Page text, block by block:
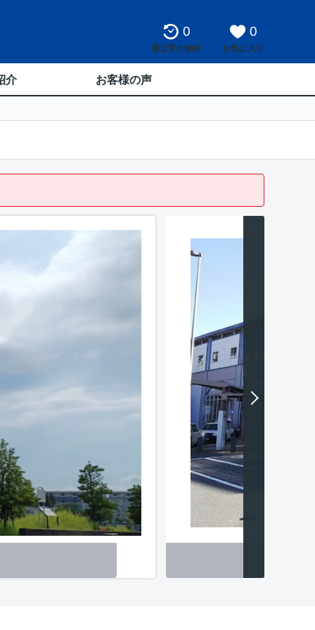
0
最近見た物件
0
お気に入り
介 お客様の声